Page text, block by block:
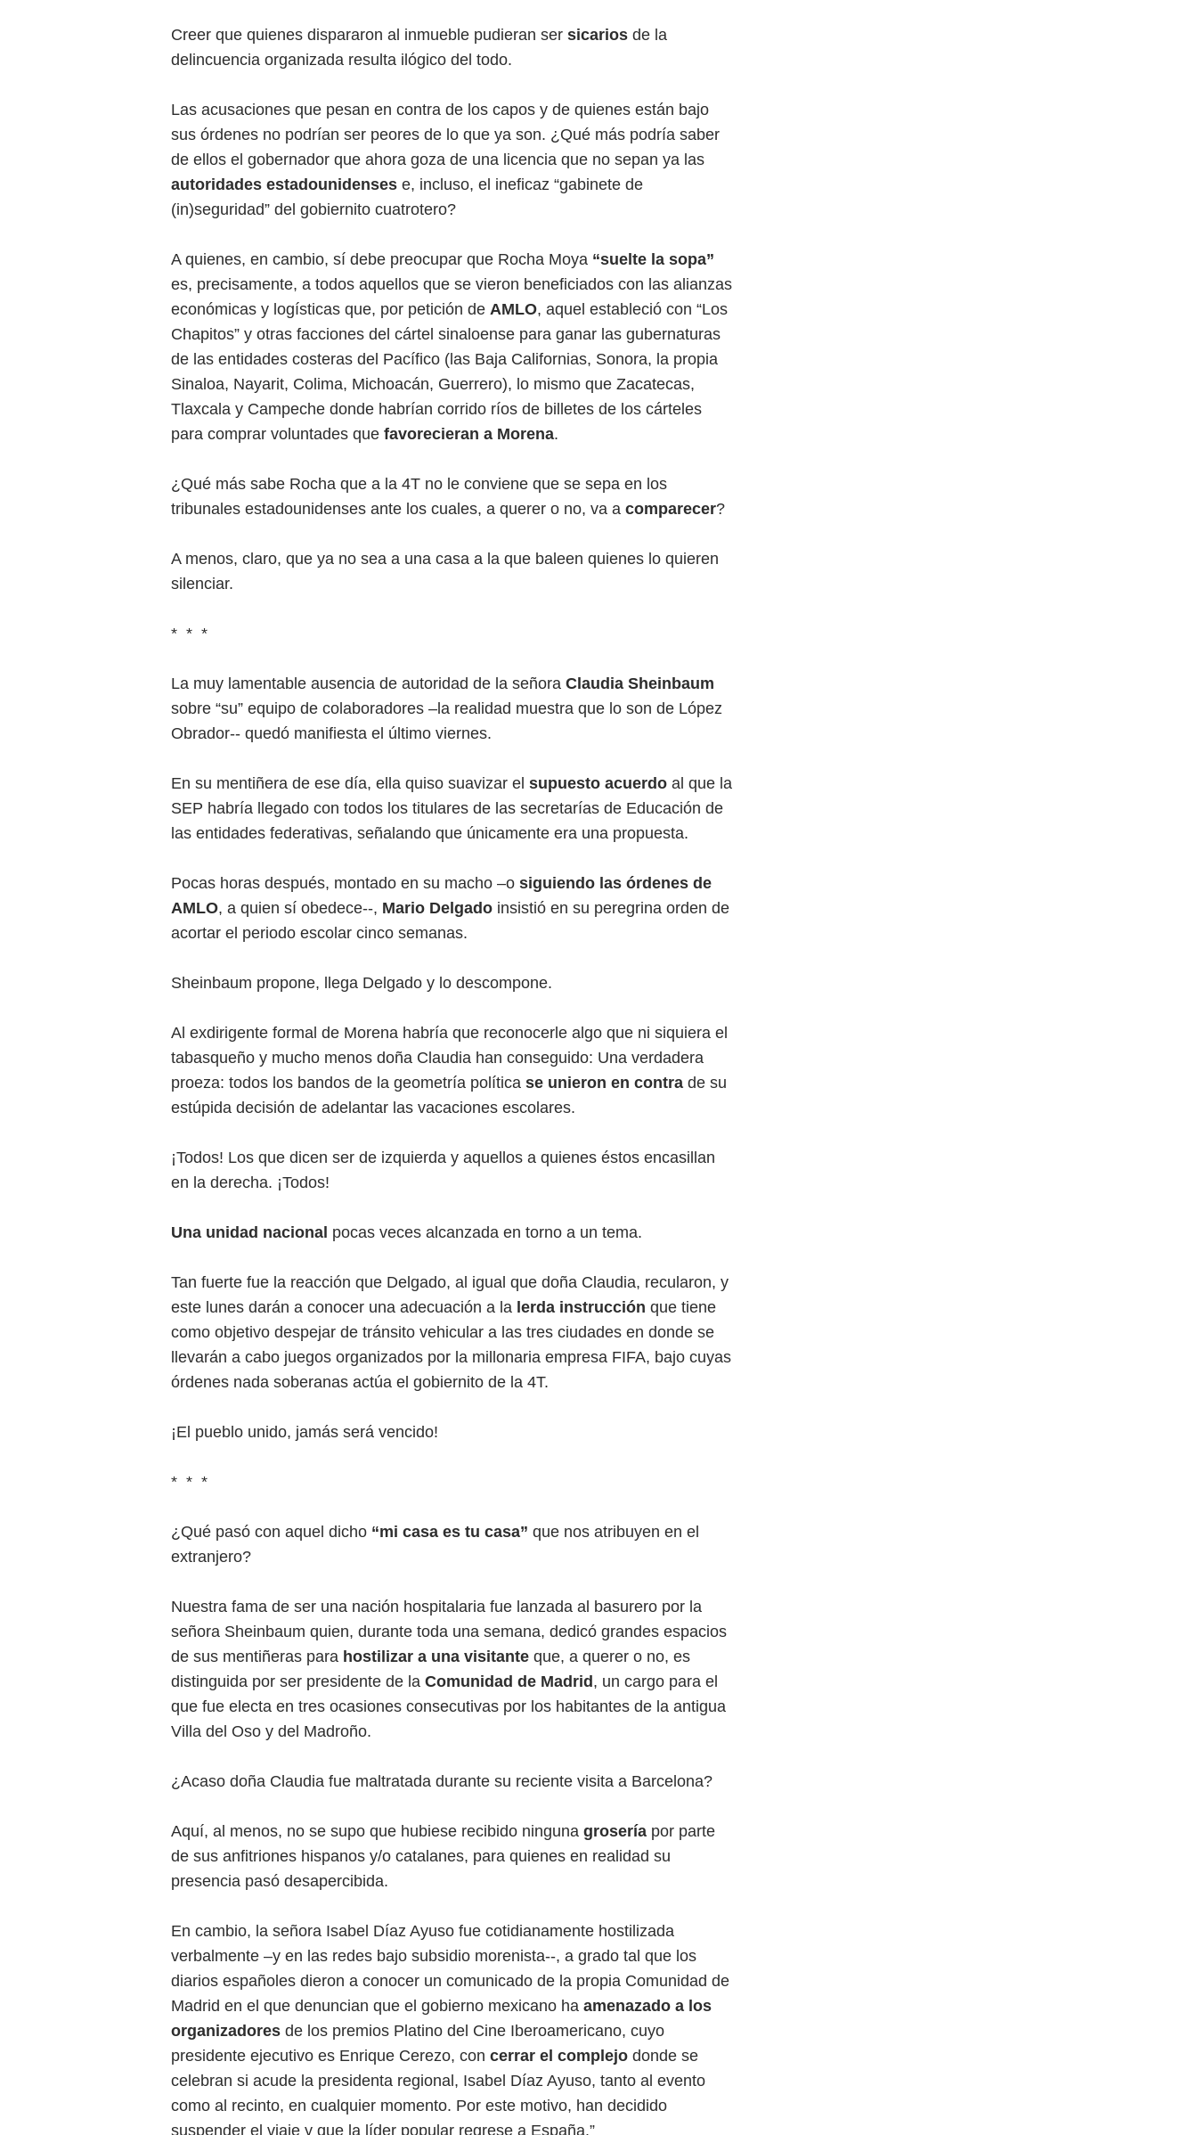
Creer que quienes dispararon al inmueble pudieran ser sicarios de la
delincuencia organizada resulta ilógico del todo.
Las acusaciones que pesan en contra de los capos y de quienes están bajo
sus órdenes no podrían ser peores de lo que ya son. ¿Qué más podría saber
de ellos el gobernador que ahora goza de una licencia que no sepan ya las
autoridades estadounidenses e, incluso, el ineficaz “gabinete de
(in)seguridad” del gobiernito cuatrotero?
A quienes, en cambio, sí debe preocupar que Rocha Moya “suelte la sopa”
es, precisamente, a todos aquellos que se vieron beneficiados con las alianzas
económicas y logísticas que, por petición de AMLO, aquel estableció con “Los
Chapitos” y otras facciones del cártel sinaloense para ganar las gubernaturas
de las entidades costeras del Pacífico (las Baja Californias, Sonora, la propia
Sinaloa, Nayarit, Colima, Michoacán, Guerrero), lo mismo que Zacatecas,
Tlaxcala y Campeche donde habrían corrido ríos de billetes de los cárteles
para comprar voluntades que favorecieran a Morena.
¿Qué más sabe Rocha que a la 4T no le conviene que se sepa en los
tribunales estadounidenses ante los cuales, a querer o no, va a comparecer?
A menos, claro, que ya no sea a una casa a la que baleen quienes lo quieren
silenciar.
* * *
La muy lamentable ausencia de autoridad de la señora Claudia Sheinbaum
sobre “su” equipo de colaboradores –la realidad muestra que lo son de López
Obrador-- quedó manifiesta el último viernes.
En su mentiñera de ese día, ella quiso suavizar el supuesto acuerdo al que la
SEP habría llegado con todos los titulares de las secretarías de Educación de
las entidades federativas, señalando que únicamente era una propuesta.
Pocas horas después, montado en su macho –o siguiendo las órdenes de
AMLO, a quien sí obedece--, Mario Delgado insistió en su peregrina orden de
acortar el periodo escolar cinco semanas.
Sheinbaum propone, llega Delgado y lo descompone.
Al exdirigente formal de Morena habría que reconocerle algo que ni siquiera el
tabasqueño y mucho menos doña Claudia han conseguido: Una verdadera
proeza: todos los bandos de la geometría política se unieron en contra de su
estúpida decisión de adelantar las vacaciones escolares.
¡Todos! Los que dicen ser de izquierda y aquellos a quienes éstos encasillan
en la derecha. ¡Todos!
Una unidad nacional pocas veces alcanzada en torno a un tema.
Tan fuerte fue la reacción que Delgado, al igual que doña Claudia, recularon, y
este lunes darán a conocer una adecuación a la lerda instrucción que tiene
como objetivo despejar de tránsito vehicular a las tres ciudades en donde se
llevarán a cabo juegos organizados por la millonaria empresa FIFA, bajo cuyas
órdenes nada soberanas actúa el gobiernito de la 4T.
¡El pueblo unido, jamás será vencido!
* * *
¿Qué pasó con aquel dicho “mi casa es tu casa” que nos atribuyen en el
extranjero?
Nuestra fama de ser una nación hospitalaria fue lanzada al basurero por la
señora Sheinbaum quien, durante toda una semana, dedicó grandes espacios
de sus mentiñeras para hostilizar a una visitante que, a querer o no, es
distinguida por ser presidente de la Comunidad de Madrid, un cargo para el
que fue electa en tres ocasiones consecutivas por los habitantes de la antigua
Villa del Oso y del Madroño.
¿Acaso doña Claudia fue maltratada durante su reciente visita a Barcelona?
Aquí, al menos, no se supo que hubiese recibido ninguna grosería por parte
de sus anfitriones hispanos y/o catalanes, para quienes en realidad su
presencia pasó desapercibida.
En cambio, la señora Isabel Díaz Ayuso fue cotidianamente hostilizada
verbalmente –y en las redes bajo subsidio morenista--, a grado tal que los
diarios españoles dieron a conocer un comunicado de la propia Comunidad de
Madrid en el que denuncian que el gobierno mexicano ha amenazado a los
organizadores de los premios Platino del Cine Iberoamericano, cuyo
presidente ejecutivo es Enrique Cerezo, con cerrar el complejo donde se
celebran si acude la presidenta regional, Isabel Díaz Ayuso, tanto al evento
como al recinto, en cualquier momento. Por este motivo, han decidido
suspender el viaje y que la líder popular regrese a España.”